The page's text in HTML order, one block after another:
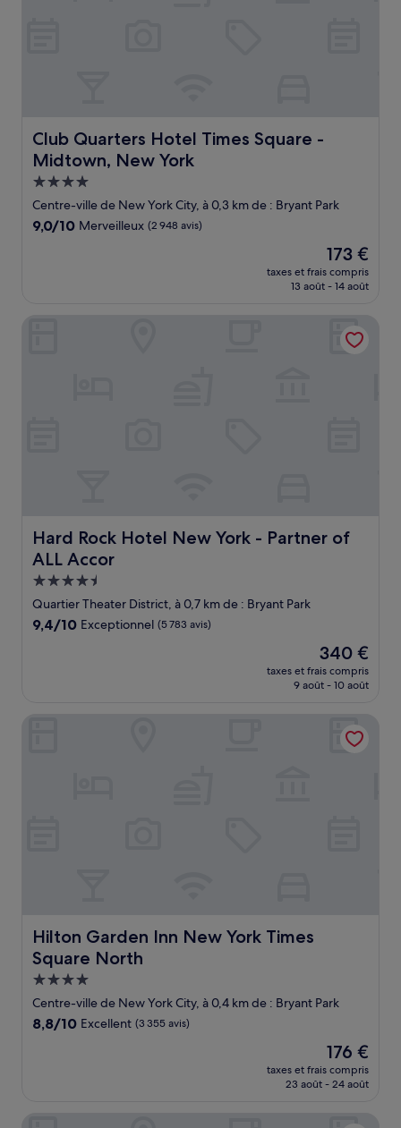
Club Quarters Hotel Times Square -
Midtown, New York
Club Quarters Hotel Times Square - Midtown, New York
Hébergement
4.0 étoiles
Centre-ville de New York City, à 0,3 km de : Bryant Park
9.0
9,0/10 Merveilleux (2 948 avis)
Le
nouveau
prix
de
173 €
173 €
taxes et frais compris
13 août - 14 août
Hard Rock Hotel New York - Partner of
ALL Accor
Hard Rock Hotel New York - Partner of ALL Accor
Hébergement
4.5 étoiles
Quartier Theater District, à 0,7 km de : Bryant Park
9.4
9,4/10 Exceptionnel (5 783 avis)
Le
nouveau
prix
de
340 €
340 €
taxes et frais compris
9 août - 10 août
Hilton Garden Inn New York Times
Square North
Hilton Garden Inn New York Times Square North
Hébergement
4.0 étoiles
Centre-ville de New York City, à 0,4 km de : Bryant Park
8.8
8,8/10 Excellent (3 355 avis)
Le
nouveau
prix
de
176 €
taxes et frais compris
23 août - 24 août